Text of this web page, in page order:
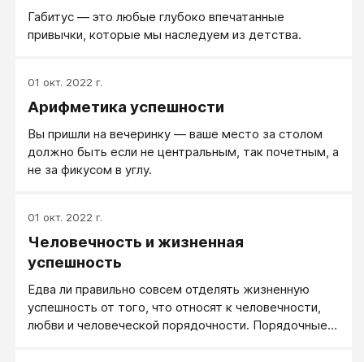
Габитус — это любые глубоко впечатанные
привычки, которые мы наследуем из детства.
01 окт. 2022 г.
Арифметика успешности
Вы пришли на вечеринку — ваше место за столом
должно быть если не центральным, так почетным, а
не за фикусом в углу.
01 окт. 2022 г.
Человечность и жизненная
успешность
Едва ли правильно совсем отделять жизненную
успешность от того, что относят к человечности,
любви и человеческой порядочности. Порядочные и